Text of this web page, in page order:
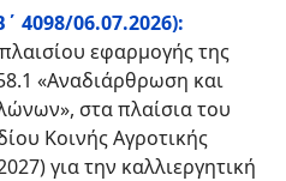
4098/06.07.2026):
εφαρμογής της
«Αναδιάρθρωση και
στα πλαίσια του
Κοινής Αγροτικής
για την καλλιεργητική